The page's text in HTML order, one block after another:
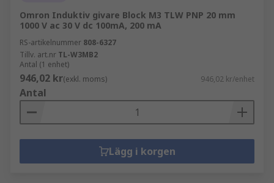
Omron Induktiv givare Block M3 TLW PNP 20 mm
1000 V ac 30 V dc 100mA, 200 mA
RS-artikelnummer 808-6327
Tillv. art.nr TL-W3MB2
Antal (1 enhet)
946,02 kr(exkl. moms) 946,02 kr/enhet
Antal
Lägg i korgen